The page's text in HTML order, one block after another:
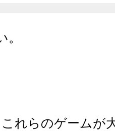
れらのゲームが